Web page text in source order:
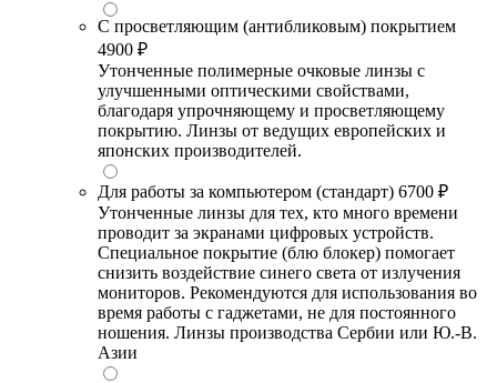
С просветляющим (антибликовым) покрытием
4900 ₽
Утонченные полимерные очковые линзы с
улучшенными оптическими свойствами,
благодаря упрочняющему и просветляющему
покрытию. Линзы от ведущих европейских и
японских производителей.
Для работы за компьютером (стандарт) 6700 ₽
Утонченные линзы для тех, кто много времени
проводит за экранами цифровых устройств.
Специальное покрытие (блю блокер) помогает
снизить воздействие синего света от излучения
мониторов. Рекомендуются для использования во
время работы с гаджетами, не для постоянного
ношения. Линзы производства Сербии или Ю.-В.
Азии